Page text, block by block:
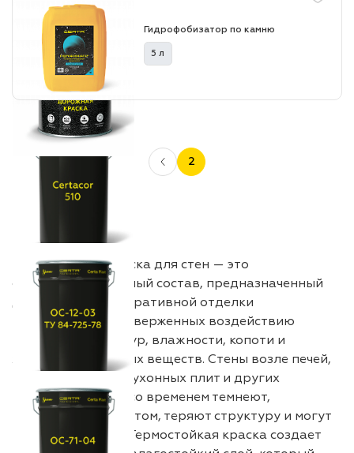
Гидрофобизатор по камню
5 л
2
Термостойкая краска для стен — это
специализированный состав, предназначенный
для защиты и декоративной отделки
поверхностей, подверженных воздействию
высоких температур, влажности, копоти и
химически активных веществ. Стены возле печей,
каминов, котлов, кухонных плит и других
источников тепла со временем темнеют,
покрываются налётом, теряют структуру и могут
растрескиваться. Термостойкая краска создает